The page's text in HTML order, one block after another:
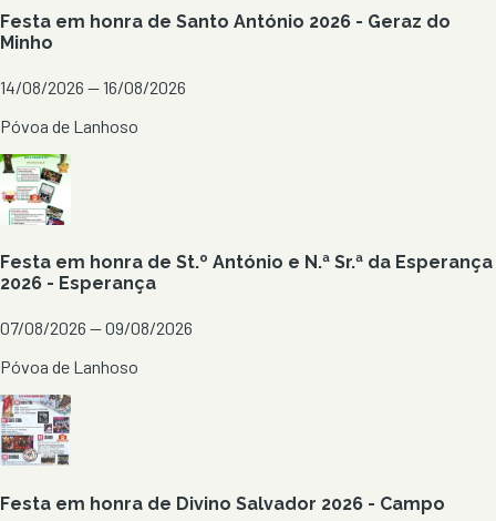
Festa em honra de Santo António 2026 - Geraz do
Minho
14/08/2026 — 16/08/2026
Póvoa de Lanhoso
Festa em honra de St.º António e N.ª Sr.ª da Esperança
2026 - Esperança
07/08/2026 — 09/08/2026
Póvoa de Lanhoso
Festa em honra de Divino Salvador 2026 - Campo